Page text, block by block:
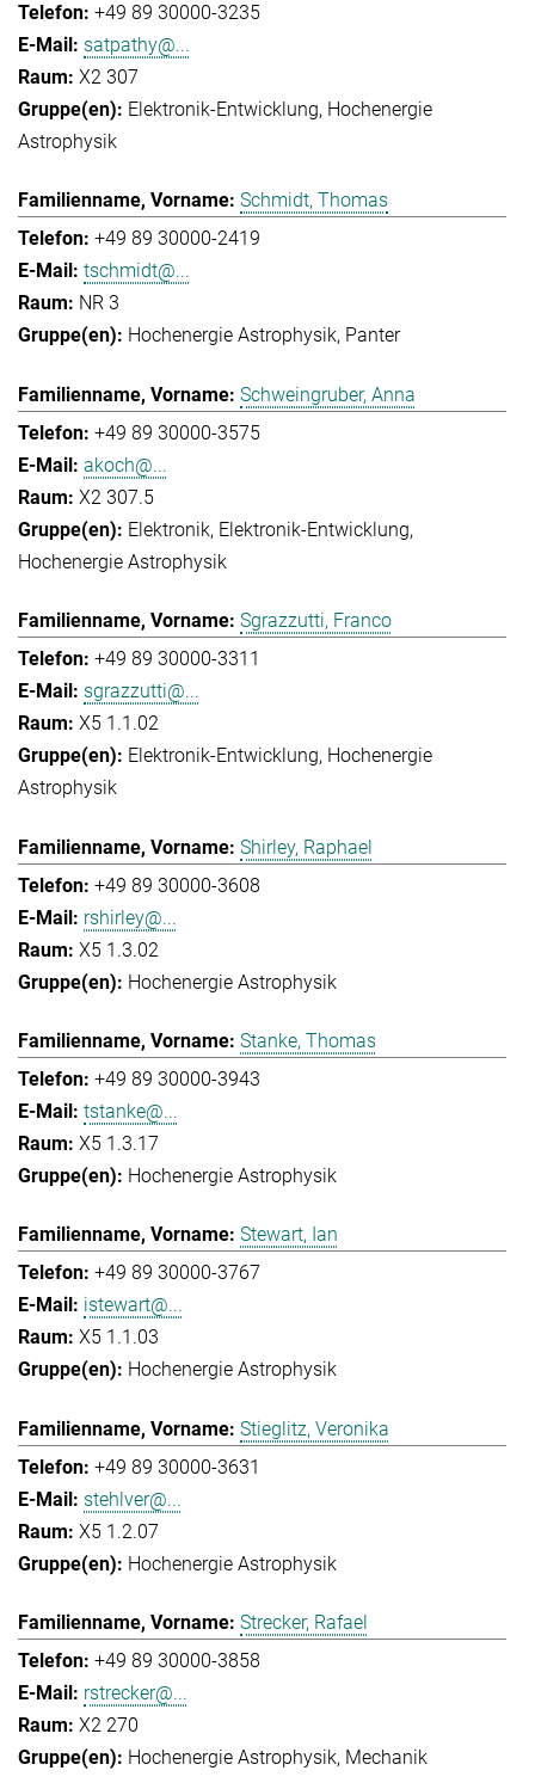
+49 89 30000-3235
satpathy@...
X2 307
Elektronik-Entwicklung Hochenergie
Astrophysik
Schmidt, Thomas
+49 89 30000-2419
tschmidt@...
NR 3
Hochenergie Astrophysik Panter
Schweingruber, Anna
+49 89 30000-3575
akoch@...
X2 307.5
Elektronik Elektronik-Entwicklung
Hochenergie Astrophysik
Sgrazzutti, Franco
+49 89 30000-3311
sgrazzutti@...
X5 1.1.02
Elektronik-Entwicklung Hochenergie
Astrophysik
Shirley, Raphael
+49 89 30000-3608
rshirley@...
X5 1.3.02
Hochenergie Astrophysik
Stanke, Thomas
+49 89 30000-3943
tstanke@...
X5 1.3.17
Hochenergie Astrophysik
Stewart, Ian
+49 89 30000-3767
istewart@...
X5 1.1.03
Hochenergie Astrophysik
Stieglitz, Veronika
+49 89 30000-3631
stehlver@...
X5 1.2.07
Hochenergie Astrophysik
Strecker, Rafael
+49 89 30000-3858
rstrecker@...
X2 270
Hochenergie Astrophysik Mechanik